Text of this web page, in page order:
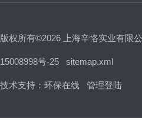
版权所有©2026 上海辛恪实业有限
15008998号-25 sitemap.xml
技术支持： 环保在线 管理登陆